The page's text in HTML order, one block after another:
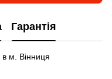
Гарантія
м. Вінниця